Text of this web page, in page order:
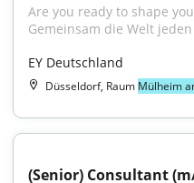
Are you ready to shape
Gemeinsam die Welt
EY Deutschland
Düsseldorf, Raum Mülheim